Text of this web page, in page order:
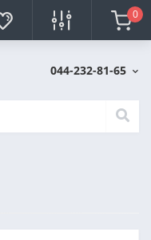
0
044-232-81-65